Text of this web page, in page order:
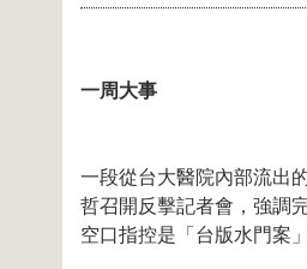
一周大事
一段從台大醫院內部流出
哲召開反擊記者會，強調
空口指控是「台版水門案